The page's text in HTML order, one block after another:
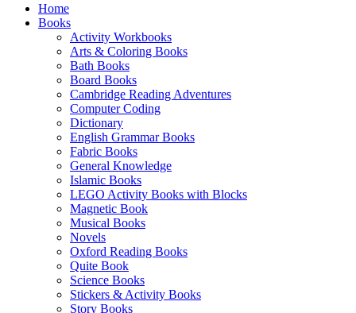
Home
Books
Activity Workbooks
Arts & Coloring Books
Bath Books
Board Books
Cambridge Reading Adventures
Computer Coding
Dictionary
English Grammar Books
Fabric Books
General Knowledge
Islamic Books
LEGO Activity Books with Blocks
Magnetic Book
Musical Books
Novels
Oxford Reading Books
Quite Book
Science Books
Stickers & Activity Books
Story Books